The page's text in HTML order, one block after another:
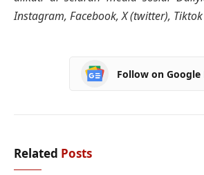
Instagram, Facebook, X (twitter),
Follow on Google
Related Posts